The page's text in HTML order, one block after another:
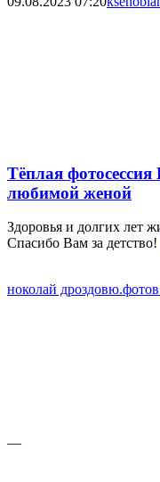
Тёплая
любимой женой
Здоровья и долгих лет
Спасибо Вам за детство!
ноколай дроздовю.фото
—